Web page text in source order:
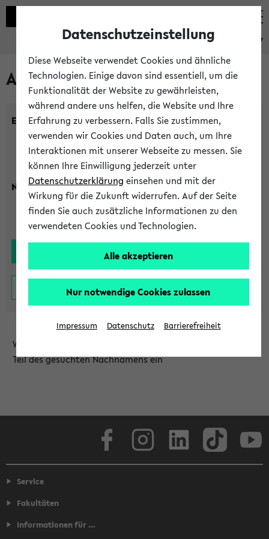
eKVV
Alle Lehrenden
Einrichtung:
Nachname:
Wählen Sie die Einrichtung aus und/oder geben Sie einen
Teil des gesuchten Nachnamens ein
Service
Fakultäten
Informationen für ...
Datenschutzeinstellung
Diese Webseite verwendet Cookies und ähnliche
Technologien. Einige davon sind essentiell, um die
Funktionalität der Website zu gewährleisten,
während andere uns helfen, die Website und Ihre
Erfahrung zu verbessern. Falls Sie zustimmen,
verwenden wir Cookies und Daten auch, um Ihre
Interaktionen mit unserer Webseite zu messen. Sie
können Ihre Einwilligung jederzeit unter
Datenschutzerklärung einsehen und mit der
Wirkung für die Zukunft widerrufen. Auf der Seite
finden Sie auch zusätzliche Informationen zu den
verwendeten Cookies und Technologien.
Alle akzeptieren
Nur notwendige Cookies zulassen
Impressum Datenschutz Barrierefreiheit